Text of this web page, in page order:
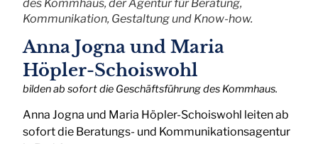
des Kommhaus, der Agentur für Beratung,
Kommunikation, Gestaltung und Know-how.
Anna Jogna und Maria
Höpler-Schoiswohl
bilden ab sofort die Geschäftsführung des Kommhaus.
Anna Jogna und Maria Höpler-Schoiswohl leiten ab
sofort die Beratungs- und Kommunikationsagentur